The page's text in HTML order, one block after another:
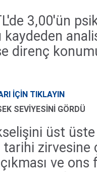
3,00'ün
direnç
SEVİYESİNİ GÖRDÜ
üst
zirvesine
ve ons